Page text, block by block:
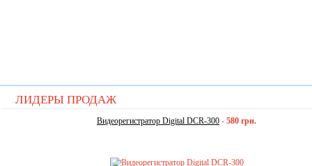
ЛИДЕРЫ ПРОДАЖ
Видеорегистратор Digital DCR-300 - 580 грн.